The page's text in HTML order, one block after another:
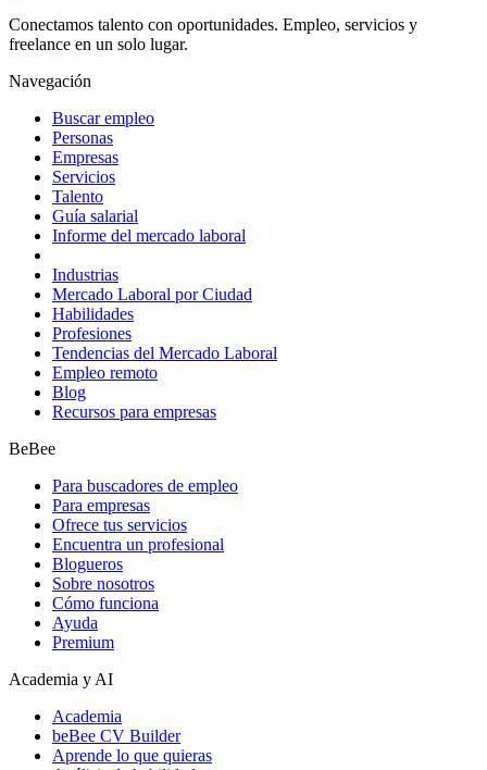
Conectamos talento con oportunidades. Empleo, servicios y
freelance en un solo lugar.
Navegación
Buscar empleo
Personas
Empresas
Servicios
Talento
Guía salarial
Informe del mercado laboral
Industrias
Mercado Laboral por Ciudad
Habilidades
Profesiones
Tendencias del Mercado Laboral
Empleo remoto
Blog
Recursos para empresas
BeBee
Para buscadores de empleo
Para empresas
Ofrece tus servicios
Encuentra un profesional
Blogueros
Sobre nosotros
Cómo funciona
Ayuda
Premium
Academia y AI
Academia
beBee CV Builder
Aprende lo que quieras